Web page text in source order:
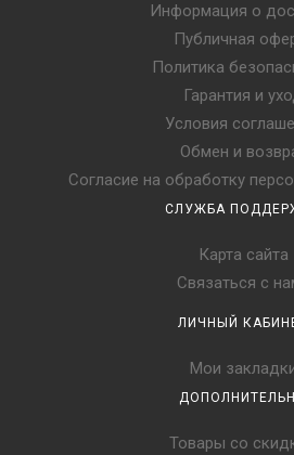
Информация о
Публичная
Политика
Гарантия и
Условия
Обмен и
Согласие на обработку
СЛУЖБА
Карта сайта
Связаться с
ЛИЧНЫЙ
Мои
Товары со